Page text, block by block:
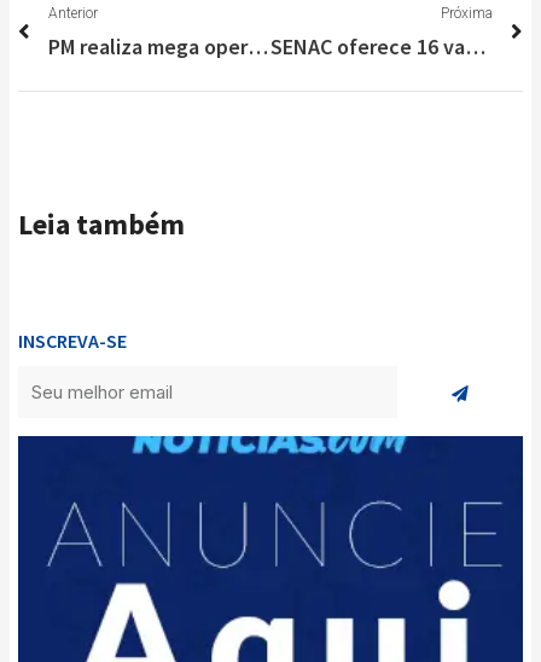
Anterior
PM realiza mega operação de combate ao tráfico de drogas na Serra do Cipó
Próxima
SENAC oferece 16 vagas de emprego na Grande BH
Leia também
INSCREVA-SE